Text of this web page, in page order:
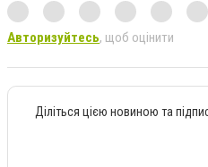
Авторизуйтесь, щоб оцінити
Діліться цією новиною та